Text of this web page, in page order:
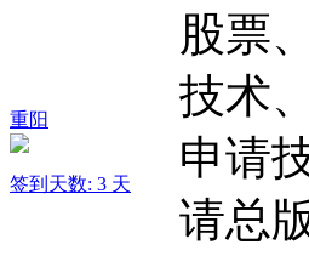
重阳
签到天数: 3 天
股票
技术
申请
请总